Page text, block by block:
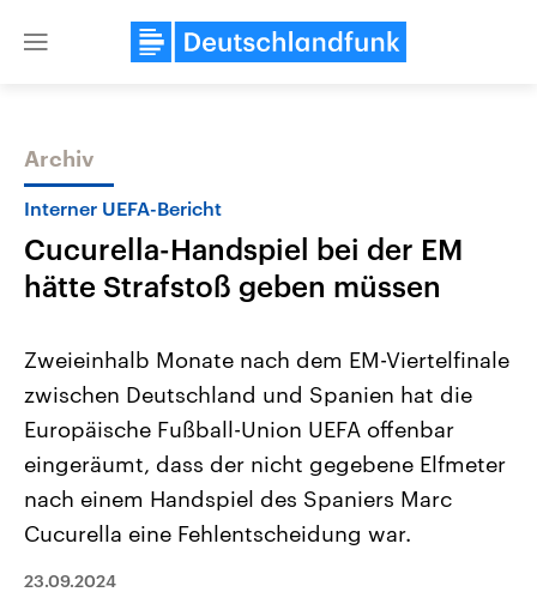
Close
Themen
Landtagswahl Sachsen-Anhalt
2026
Alle Informationen
Sachsen-Anhalt wählt am 6.
September 2026 einen neuen
Landtag. Seit 2021 wird das
Bundesland von einer Koalition aus
Umfragen, Prognosen,
Wahlprogramme, aktuelle Berichte
USA
Aktuelle Beiträge,
Hintergründe
Wirtschaftlich und
gehören die Vereinigten
den mächtigsten Ländern
mit großem Einfluss auf
aktuelle Weltgeschehen.
Archiv
Interner UEFA-Bericht
Cucurella-Handspiel bei der EM
hätte Strafstoß geben müssen
Zweieinhalb Monate nach dem EM-Viertelfinale
zwischen Deutschland und Spanien hat die
Europäische Fußball-Union UEFA offenbar
eingeräumt, dass der nicht gegebene Elfmeter
nach einem Handspiel des Spaniers Marc
Cucurella eine Fehlentscheidung war.
23.09.2024